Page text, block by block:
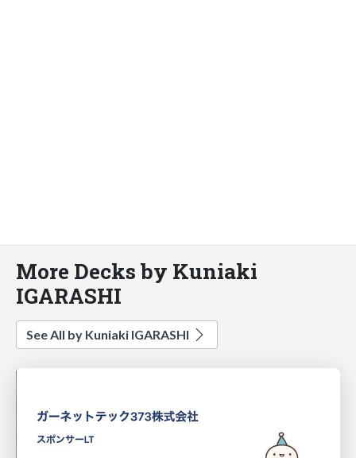
More Decks by Kuniaki
IGARASHI
See All by Kuniaki IGARASHI